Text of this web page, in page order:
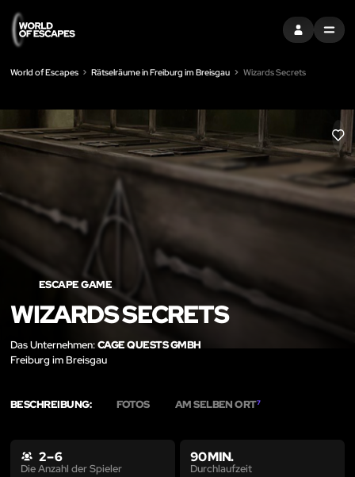
EINTRAGEN
MENU
World of Escapes Rätselräume in Freiburg im Breisgau Wizards Secrets
LIKE
ESCAPE GAME
WIZARDS SECRETS
Das Unternehmen:CAGE QUESTS GMBH
Freiburg im Breisgau
BESCHREIBUNG: FOTOS AM SELBEN ORT7
2 – 6
Die Anzahl der Spieler
90 MIN.
Durchlaufzeit